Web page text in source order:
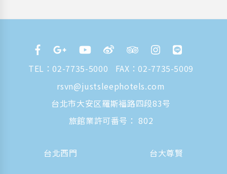
TEL： 02-7735-5000
FAX：02-7735-5009
rsvn@justsleephotels.com
台北市大安区羅斯福路四段83号
旅館業許可番号： 802
台北西門 台大尊賢